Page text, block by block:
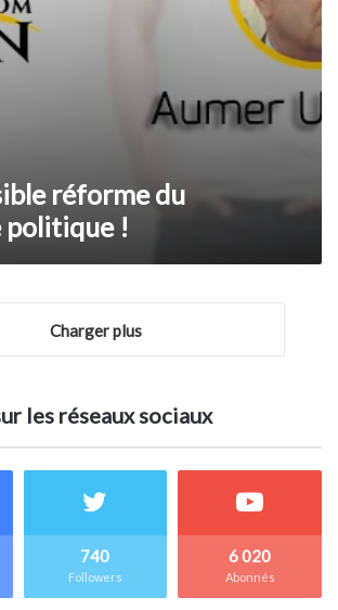
réforme du
politique !
Charger plus
les réseaux sociaux
740
Followers
6 020
Abonnés